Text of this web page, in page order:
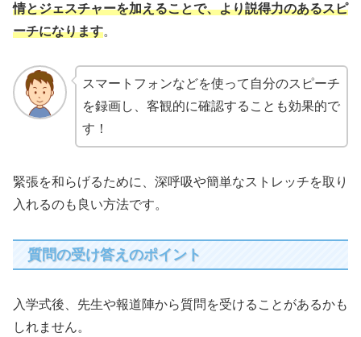
情とジェスチャーを加えることで、より説得力のあるスピ
ーチになります。
スマートフォンなどを使って自分のスピーチ
を録画し、客観的に確認することも効果的で
す！
緊張を和らげるために、深呼吸や簡単なストレッチを取り
入れるのも良い方法です。
質問の受け答えのポイント
入学式後、先生や報道陣から質問を受けることがあるかも
しれません。